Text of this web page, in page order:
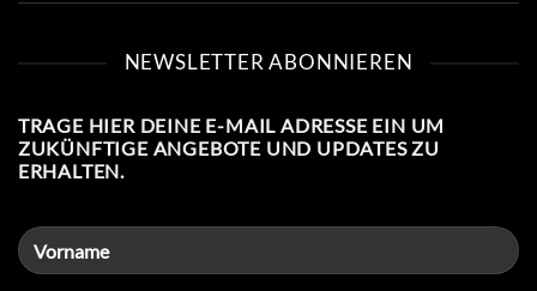
NEWSLETTER ABONNIEREN
TRAGE HIER DEINE E-MAIL ADRESSE EIN UM
ZUKÜNFTIGE ANGEBOTE UND UPDATES ZU
ERHALTEN.